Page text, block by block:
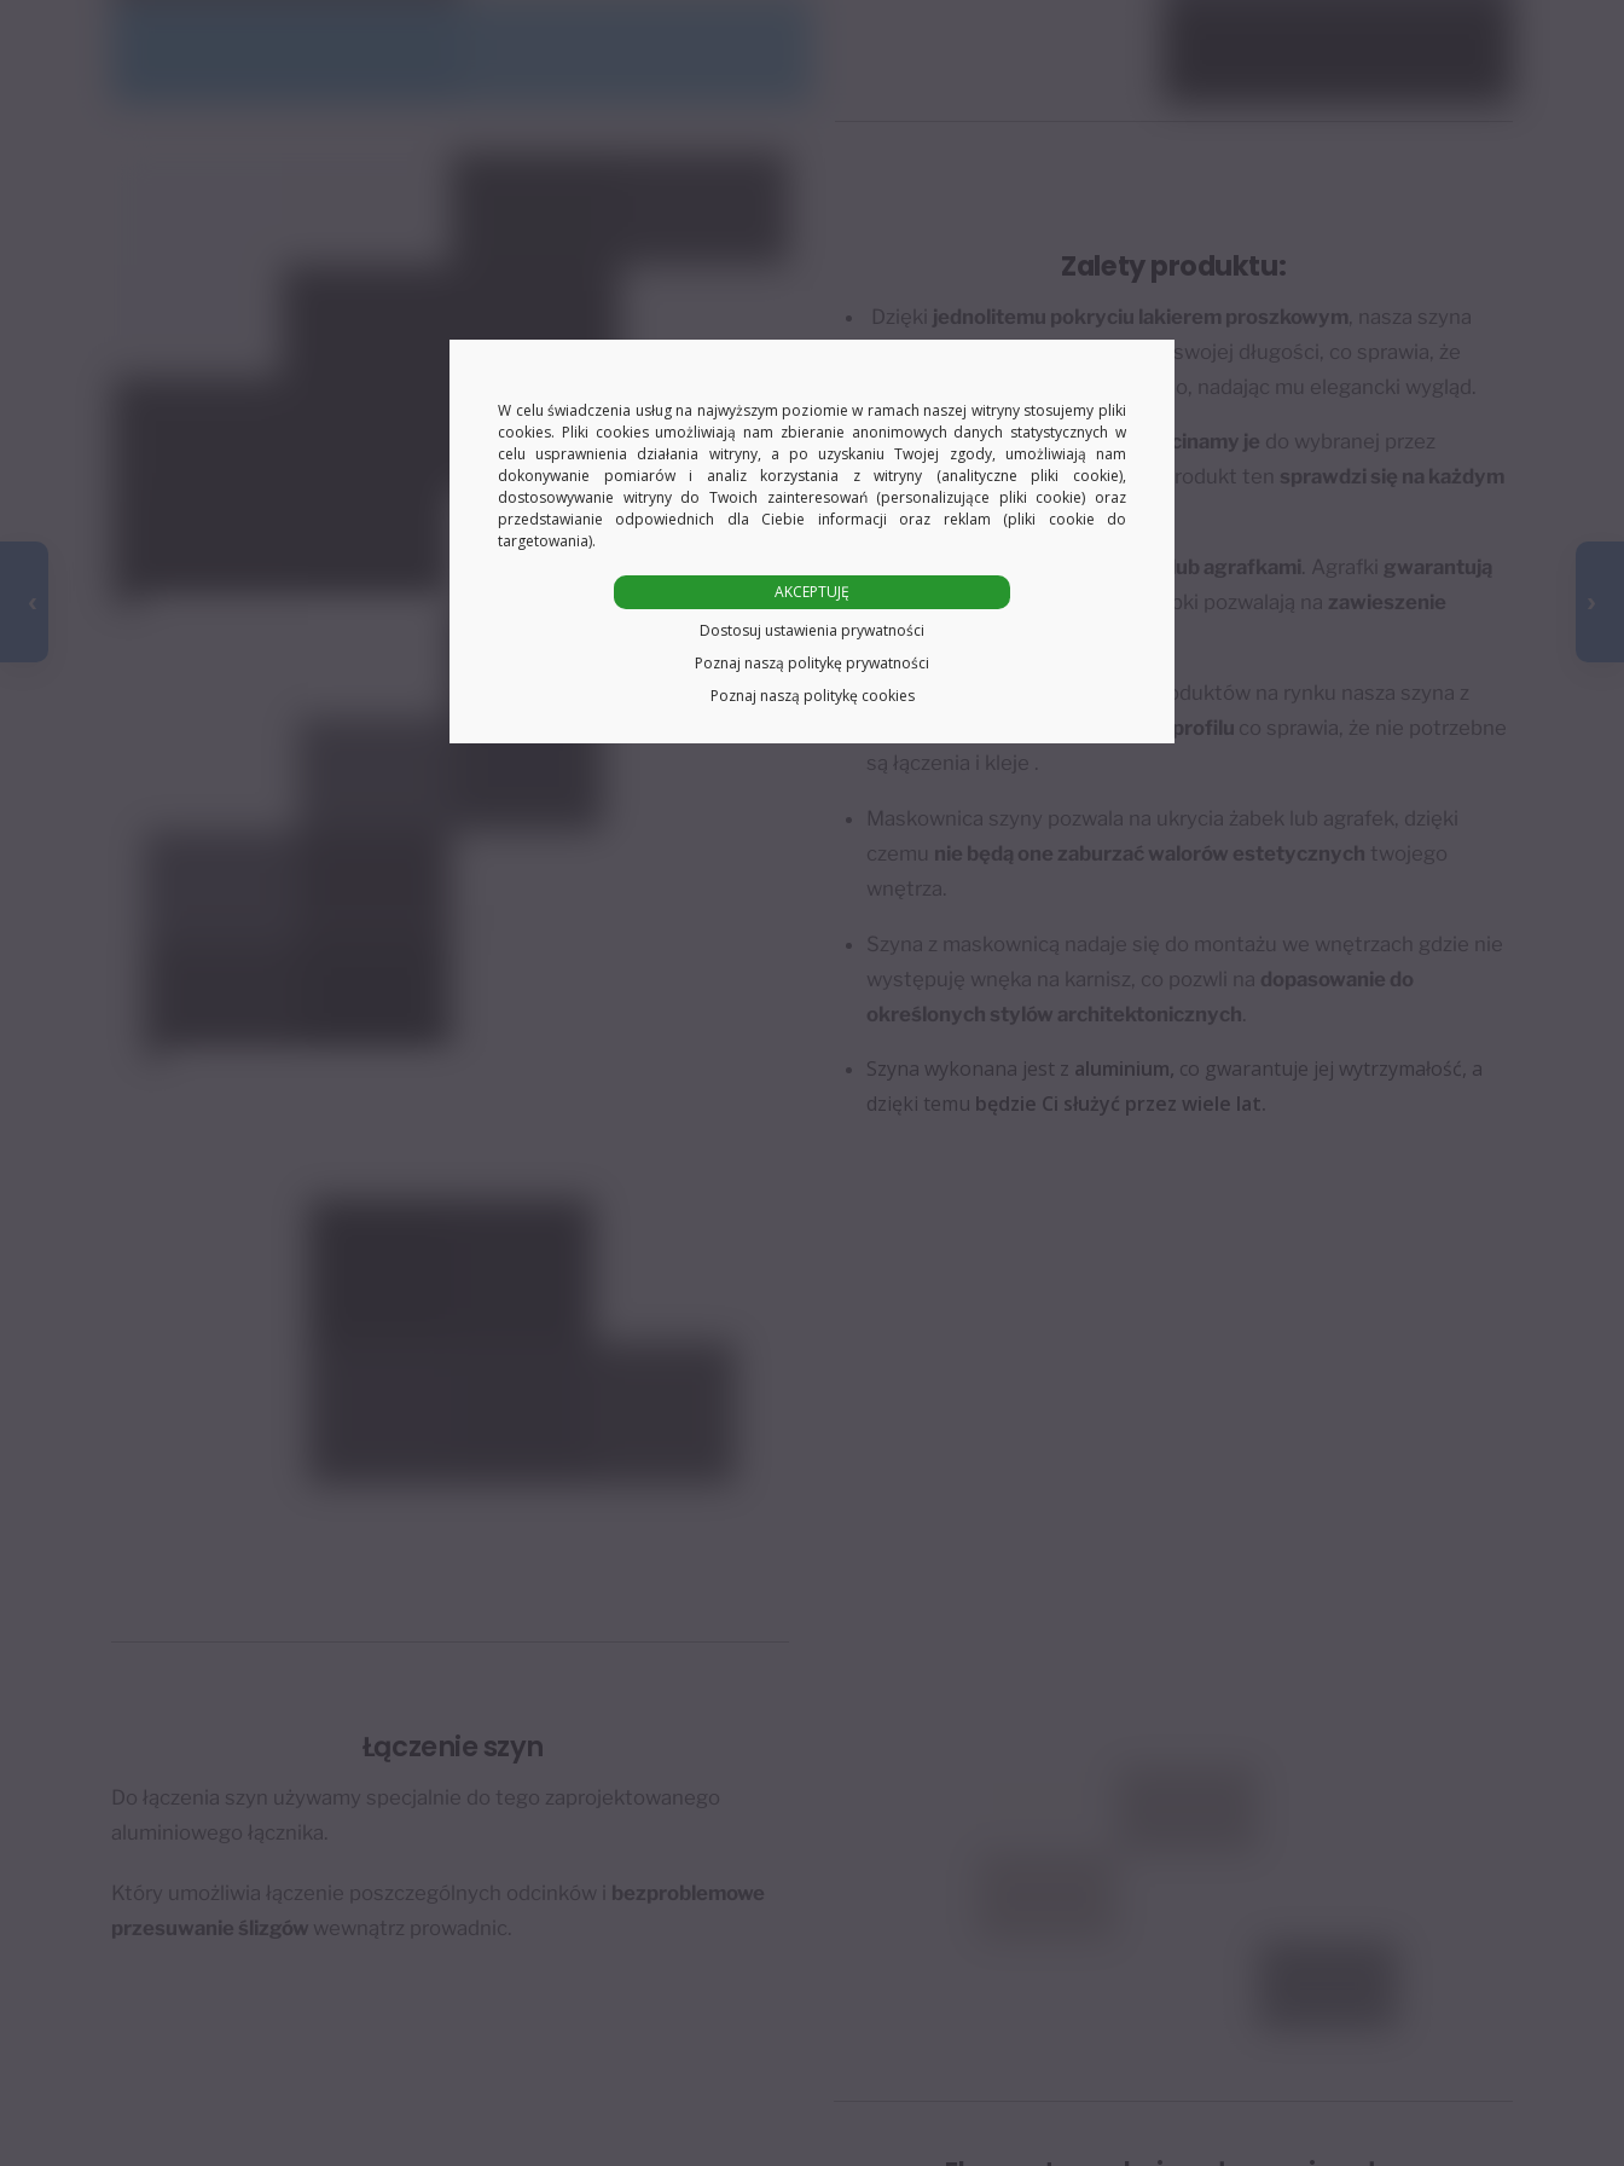
Zalety produktu:
Dzięki jednolitemu pokryciu lakierem proszkowym , nasza szyna
zapewnia spójny odcień na całej swojej długości, co sprawia, że
efektownie udekoruje Twoje okno, nadając mu elegancki wygląd.
Szynęmożna połączyć, a my docinamy je do wybranej przez
Państwa długości. Dzięki temu produkt ten sprawdzi się na każdym
wymiarze okna.
żabkami lub agrafkami. Agrafki gwarantują
prostszy montaż
zasłony, zaś żabki pozwalają na zawieszenie
dowolnej tkaniny.
W przeciwieństwie do innych produktów na rynku nasza szyna z
jednego profilu co sprawia, że nie potrzebne
są łączenia i kleje .
Maskownica szyny pozwala na ukrycia żabek lub agrafek, dzięki
czemu nie będą one zaburzać walorów estetycznych twojego
wnętrza.
Szyna z maskownicą nadaje się do montażu we wnętrzach gdzie nie
występuję wnęka na karnisz, co pozwli na dopasowanie do
określonych stylów architektonicznych
Szyna wykonana jest z aluminium, co gwarantuje jej wytrzymałość, a
dzięki temu będzie Ci służyć przez wiele lat.
Łączenie szyn
Do łączenia szyn używamy specjalnie do tego zaprojektowanego
aluminiowego łącznika.
Który umożliwia łączenie poszczególnych odcinków i
bezproblemowe
przesuwanie ślizgów wewnątrz prowadnic.
W celu świadczenia usług na najwyższym poziomie w ramach naszej witryny stosujemy pliki
cookies. Pliki cookies umożliwiają nam zbieranie anonimowych danych statystycznych w
celu usprawnienia działania witryny, a po uzyskaniu Twojej zgody, umożliwiają nam
dokonywanie pomiarów i analiz korzystania z witryny (analityczne pliki cookie),
dostosowywanie witryny do Twoich zainteresowań (personalizujące pliki cookie) oraz
przedstawianie odpowiednich dla Ciebie informacji oraz reklam (pliki cookie do
targetowania).
AKCEPTUJĘ
Dostosuj ustawienia prywatności
Poznaj naszą politykę prywatności
Poznaj naszą politykę cookies